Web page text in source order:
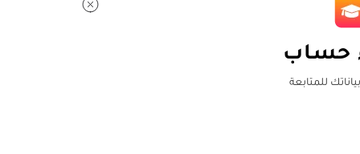
حساب
للمتابعة